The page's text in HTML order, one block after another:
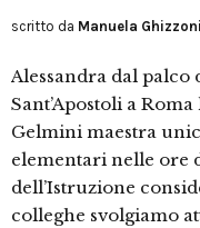
scritto da Manuela Ghizzoni
Alessandra dal palco
Sant’Apostoli a
Gelmini maestra
elementari nelle ore
dell’Istruzione
colleghe svolgiamo